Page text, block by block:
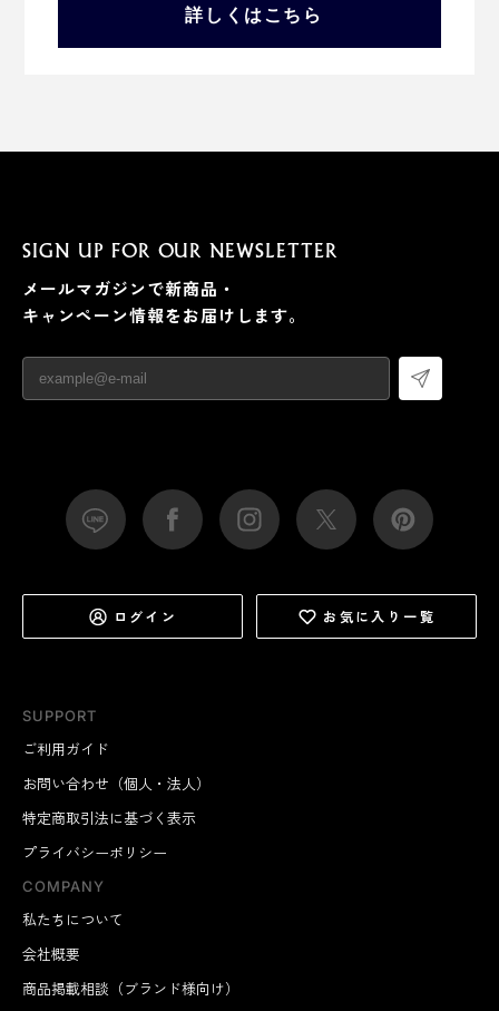
詳しくはこちら
SUPPORT
ご利用ガイド
お問い合わせ（個人・法人）
特定商取引法に基づく表示
プライバシーポリシー
COMPANY
私たちについて
会社概要
商品掲載相談（ブランド様向け）
SIGN UP FOR OUR NEWSLETTER
メールマガジンで新商品・
キャンペーン情報をお届けします。
ログイン お気に入り一覧